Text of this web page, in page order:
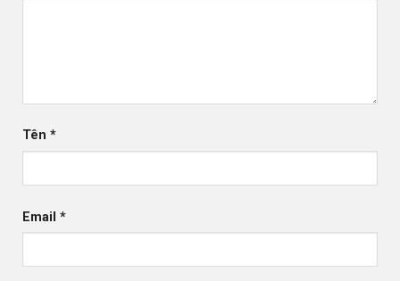
Tên *
Email *